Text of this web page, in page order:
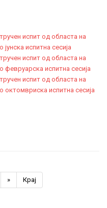
испит од областа на
испитна сесија
испит од областа на
испитна сесија
испит од областа на
испитна сесија
» Крај